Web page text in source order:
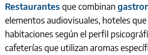
Restaurantes que combinan
elementos audiovisuales, hoteles
habitaciones según el perfil
cafeterías que utilizan aromas